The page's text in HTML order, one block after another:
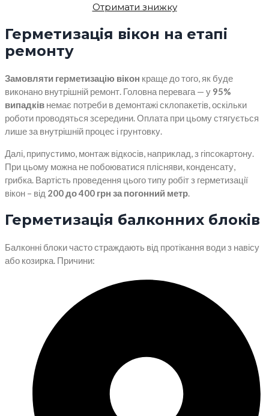
Отримати знижку
Герметизація вікон на етапі
ремонту
Замовляти герметизацію вікон краще до того, як буде
виконано внутрішній ремонт. Головна перевага — у 95%
випадків немає потреби в демонтажі склопакетів, оскільки
роботи проводяться зсередини. Оплата при цьому стягується
лише за внутрішній процес і грунтовку.
Далі, припустимо, монтаж відкосів, наприклад, з гіпсокартону.
При цьому можна не побоюватися плісняви, конденсату,
грибка. Вартість проведення цього типу робіт з герметизації
вікон – від 200 до 400 грн за погонний метр.
Герметизація балконних блоків
Балконні блоки часто страждають від протікання води з навісу
або козирка. Причини: